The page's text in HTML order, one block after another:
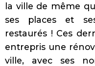
la ville de même
ses places et
restaurés ! Ces
entrepris une
ville, avec ses